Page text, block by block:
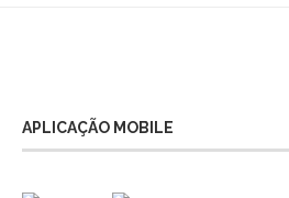
APLICAÇÃO MOBILE